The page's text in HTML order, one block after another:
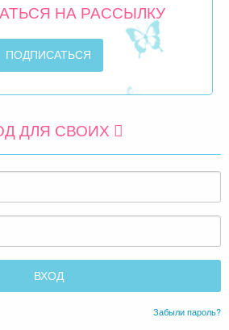
НА РАССЫЛКУ
ДЛЯ СВОИХ
Забыли пароль?